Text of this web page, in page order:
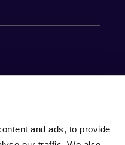
and ads, to provide